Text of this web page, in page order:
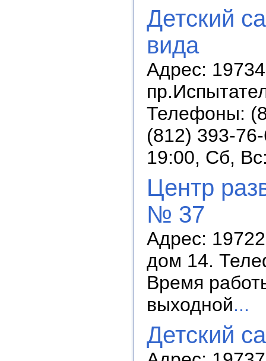
Детский
вида
Адрес:
Телефоны:
(812) 393-
19:00, Сб,
Центр
№ 37
Адрес:
дом 14.
Время
выходной...
Детский